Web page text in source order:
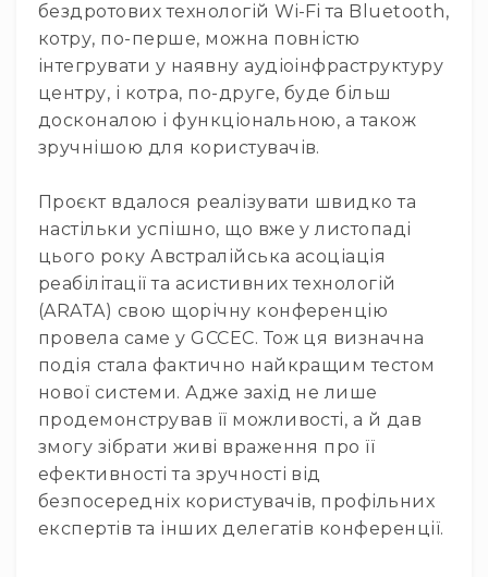
Тайм-
коди
Генератори
тайм-
кодів
Приймачі
та
Дисплеї
Аксесуари
та
комплектуючі
Мікрофони
Студійні
Вокальні
Інструментальні
USB-
мікрофони
Конференційні
Петличні
бездротових технологій Wi-Fi та Bluetooth,
котру, по-перше, можна повністю
інтегрувати у наявну аудіоінфраструктуру
центру, і котра, по-друге, буде більш
досконалою і функціональною, а також
зручнішою для користувачів.
Проєкт вдалося реалізувати швидко та
настільки успішно, що вже у листопаді
цього року Австралійська асоціація
реабілітації та асистивних технологій
(ARATA) свою щорічну конференцію
провела саме у GCCEC. Тож ця визначна
подія стала фактично найкращим тестом
нової системи. Адже захід не лише
продемонстрував її можливості, а й дав
змогу зібрати живі враження про її
ефективності та зручності від
безпосередніх користувачів, профільних
експертів та інших делегатів конференції.